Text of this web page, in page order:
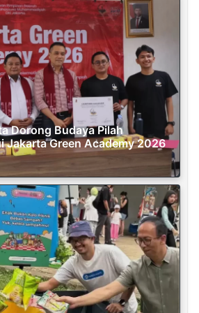
Dorong Budaya Pilah
Jakarta Green Academy 2026